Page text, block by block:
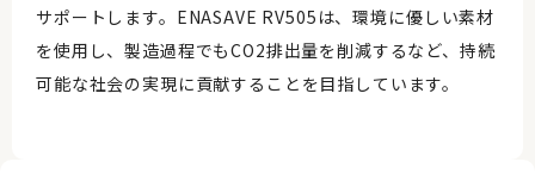
サポートします。ENASAVE RV505は、環境に優しい素材
を使用し、製造過程でもCO2排出量を削減するなど、持続
可能な社会の実現に貢献することを目指しています。